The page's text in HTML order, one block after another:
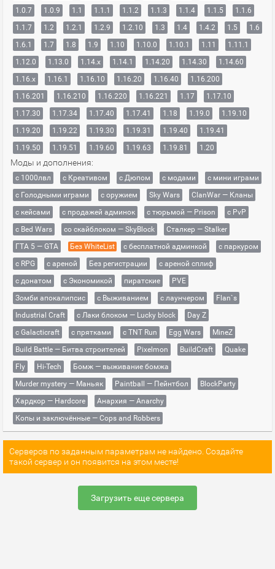
1.0.7
1.0.9 1.1 1.1.1 1.1.2 1.1.3 1.1.4 1.1.5
1.1.6
1.1.7
1.2 1.2.1 1.2.9 1.2.10 1.3 1.4 1.4.2 1.5
1.6
1.6.1
1.7 1.8 1.9 1.10 1.10.0 1.10.1 1.11
1.11.1
1.12.0
1.13.0 1.14.x 1.14.1 1.14.20 1.14.30
1.14.60
1.16.x
1.16.1 1.16.10 1.16.20 1.16.40
1.16.200
1.16.201
1.16.210 1.16.220 1.16.221 1.17
1.17.10
1.17.30
1.17.34 1.17.40 1.17.41 1.18 1.19.0
1.19.10
1.19.20
1.19.22 1.19.30 1.19.31 1.19.40
1.19.41
1.19.50
1.19.51 1.19.60 1.19.63 1.19.81 1.20
Моды и дополнения:
с 1000лвл c Креативом с Дюпом с модами
с мини играми
с Голодными играми
с оружием Sky Wars
ClanWar — Кланы
с кейсами
с продажей админок с тюрьмой — Prison
с PvP
с Bed Wars
со скайблоком — SkyBlock
Сталкер — Stalker
ГТА 5 — GTA
Без WhiteList с бесплатной админкой
с паркуром
с RPG
с ареной Без регистрации
с ареной сплиф
с донатом
с Экономикой пиратские
PVE
Зомби апокалипсис
с Выживанием с лаунчером
Flan`s
Industrial Craft
с Лаки блоком — Lucky block
Day Z
с Galacticraft
с прятками с TNT Run Egg Wars
MineZ
Build Battle — Битва строителей
Pixelmon BuildCraft
Quake
Fly
Hi-Tech
Бомж — выживание бомжа
Murder mystery — Маньяк
Paintball — Пейнтбол
BlockParty
Хардкор — Hardcore
Анархия — Anarchy
Копы и заключённые — Cops and Robbers
Серверов по заданным параметрам не найдено. Создайте
такой сервер и он появится на этом месте!
Загрузить еще сервера